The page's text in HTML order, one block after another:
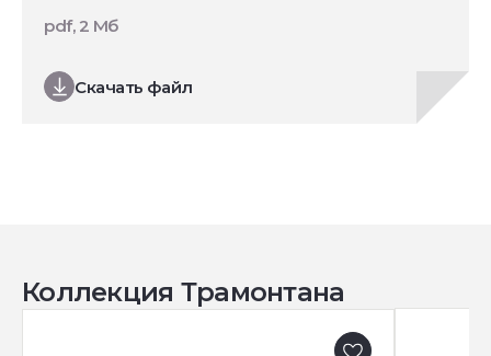
Скачать файл
pdf, 2 Мб
Коллекция Трамонтана